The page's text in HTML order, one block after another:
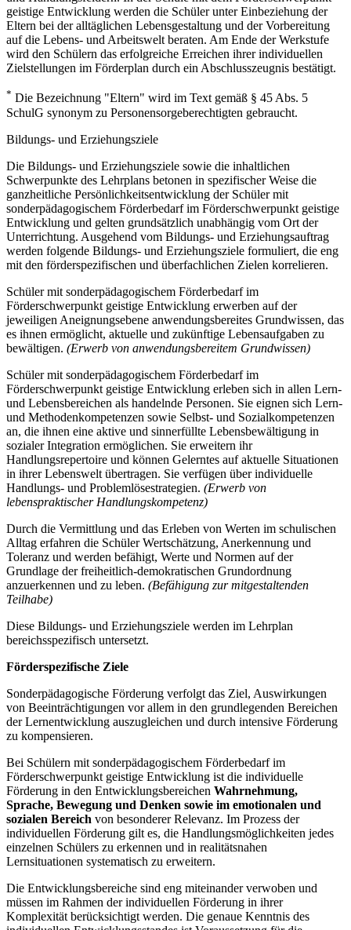
geistige Entwicklung werden die Schüler unter Einbeziehung der
Eltern bei der alltäglichen Lebensgestaltung und der Vorbereitung
auf die Lebens- und Arbeitswelt beraten. Am Ende der Werkstufe
wird den Schülern das erfolgreiche Erreichen ihrer individuellen
Zielstellungen im Förderplan durch ein Abschlusszeugnis bestätigt.
* Die Bezeichnung "Eltern" wird im Text gemäß § 45 Abs. 5
SchulG synonym zu Personensorgeberechtigten gebraucht.
Bildungs- und Erziehungsziele
Die Bildungs- und Erziehungsziele sowie die inhaltlichen
Schwerpunkte des Lehrplans betonen in spezifischer Weise die
ganzheitliche Persönlichkeitsentwicklung der Schüler mit
sonderpädagogischem Förderbedarf im Förderschwerpunkt geistige
Entwicklung und gelten grundsätzlich unabhängig vom Ort der
Unterrichtung. Ausgehend vom Bildungs- und Erziehungsauftrag
werden folgende Bildungs- und Erziehungsziele formuliert, die eng
mit den förderspezifischen und überfachlichen Zielen korrelieren.
Schüler mit sonderpädagogischem Förderbedarf im
Förderschwerpunkt geistige Entwicklung erwerben auf der
jeweiligen Aneignungsebene anwendungsbereites Grundwissen, das
es ihnen ermöglicht, aktuelle und zukünftige Lebensaufgaben zu
bewältigen. (Erwerb von anwendungsbereitem Grundwissen)
Schüler mit sonderpädagogischem Förderbedarf im
Förderschwerpunkt geistige Entwicklung erleben sich in allen Lern-
und Lebensbereichen als handelnde Personen. Sie eignen sich Lern-
und Methodenkompetenzen sowie Selbst- und Sozialkompetenzen
an, die ihnen eine aktive und sinnerfüllte Lebensbewältigung in
sozialer Integration ermöglichen. Sie erweitern ihr
Handlungsrepertoire und können Gelerntes auf aktuelle Situationen
in ihrer Lebenswelt übertragen. Sie verfügen über individuelle
Handlungs- und Problemlösestrategien. (Erwerb von
lebenspraktischer Handlungskompetenz)
Durch die Vermittlung und das Erleben von Werten im schulischen
Alltag erfahren die Schüler Wertschätzung, Anerkennung und
Toleranz und werden befähigt, Werte und Normen auf der
Grundlage der freiheitlich-demokratischen Grundordnung
anzuerkennen und zu leben. (Befähigung zur mitgestaltenden
Teilhabe)
Diese Bildungs- und Erziehungsziele werden im Lehrplan
bereichsspezifisch untersetzt.
Förderspezifische Ziele
Sonderpädagogische Förderung verfolgt das Ziel, Auswirkungen
von Beeinträchtigungen vor allem in den grundlegenden Bereichen
der Lernentwicklung auszugleichen und durch intensive Förderung
zu kompensieren.
Bei Schülern mit sonderpädagogischem Förderbedarf im
Förderschwerpunkt geistige Entwicklung ist die individuelle
Förderung in den Entwicklungsbereichen Wahrnehmung,
Sprache, Bewegung und Denken sowie im emotionalen und
sozialen Bereich von besonderer Relevanz. Im Prozess der
individuellen Förderung gilt es, die Handlungsmöglichkeiten jedes
einzelnen Schülers zu erkennen und in realitätsnahen
Lernsituationen systematisch zu erweitern.
Die Entwicklungsbereiche sind eng miteinander verwoben und
müssen im Rahmen der individuellen Förderung in ihrer
Komplexität berücksichtigt werden. Die genaue Kenntnis des